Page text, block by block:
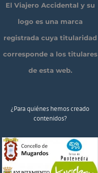
El Viajero Accidental y su
logo es una marca
registrada cuya titularidad
corresponde a los titulares
de esta web.
¿Para quiénes hemos creado
contenidos?